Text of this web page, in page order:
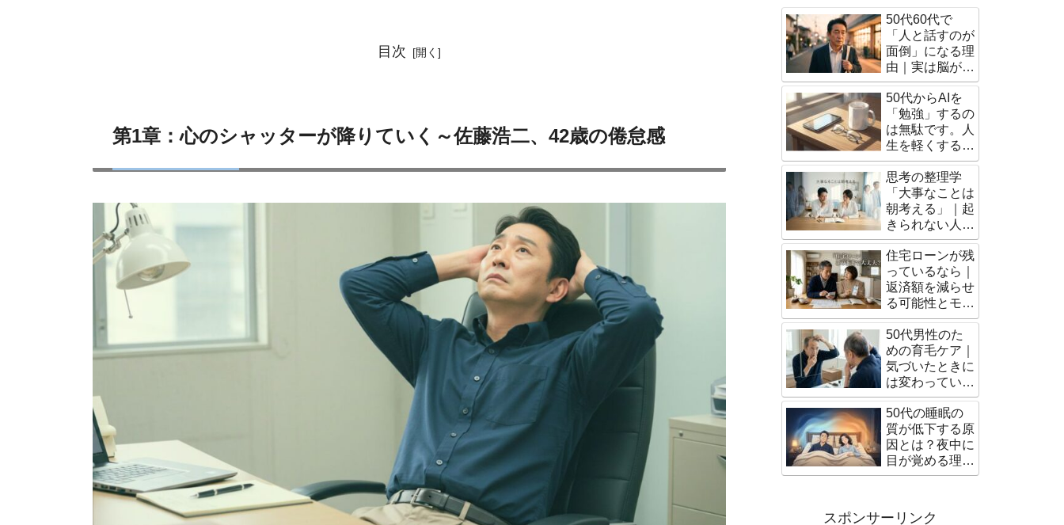
目次
第1章：心のシャッターが降りていく～佐藤浩二、42歳の倦怠感
50代60代で
「人と話すのが
面倒」になる理
由｜実は脳が成
熟したサインだ
った
50代からAIを
「勉強」するの
は無駄です。人
生を軽くする
「脳の外注術」
思考の整理学
「大事なことは
朝考える」｜起
きられない人で
もできる朝習慣
住宅ローンが残
っているなら｜
返済額を減らせ
る可能性とモゲ
チェックの使い
方
50代男性のた
めの育毛ケア｜
気づいたときに
は変わっている
髪の悩みと対策
50代の睡眠の
質が低下する原
因とは？夜中に
目が覚める理由
と対策
スポンサーリンク